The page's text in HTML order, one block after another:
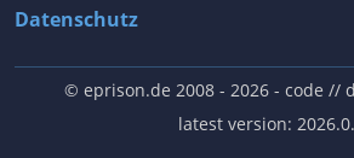
Datenschutz
© eprison.de 2008 - 2026- code //
latest version: